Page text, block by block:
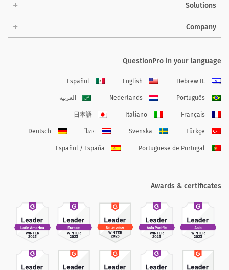
Solutions
Company
QuestionPro in your language
Hebrew IL
English
Español
Português
Nederlands العربية
Français
Italiano
日本語
Türkçe
Svenska
ไทย
Deutsch
Portuguese de Portugal
Español / España
Awards & certificates